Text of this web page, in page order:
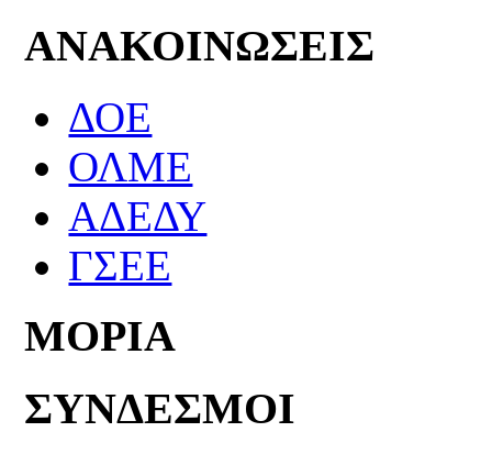
ΑΝΑΚΟΙΝΩΣΕΙΣ
ΔΟΕ
ΟΛΜΕ
ΑΔΕΔΥ
ΓΣΕΕ
ΜΟΡΙΑ
ΣΥΝΔΕΣΜΟΙ